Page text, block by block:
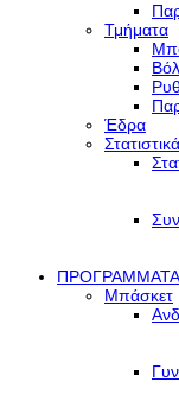
Τμήματα
Έδρα
Στατιστικά
ΠΡΟΓΡΑΜΜΑΤΑ
Μπάσκετ